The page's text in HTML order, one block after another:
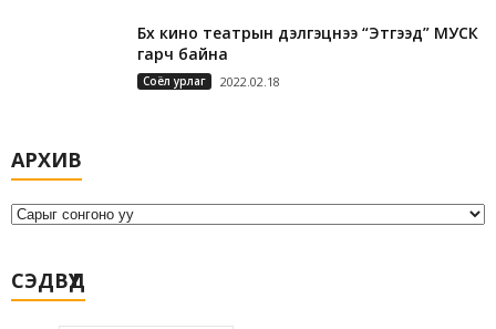
Бүх кино театрын дэлгэцнээ “Этгээд” МУСК
гарч байна
Соёл урлаг 2022.02.18
АРХИВ
и
СЭДВҮҮД